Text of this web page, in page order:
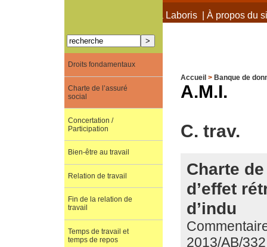
À propos de Terra Laboris| À propos du
Accueil > Banque de
A.M.I.
C. trav.
Charte
d’effet
d’indu
2013/AB/332
Droits fondamentaux
Charte de l’assuré
social
Concertation /
Participation
Bien-être au travail
Relation de travail
Fin de la relation de
travail
Temps de travail et
temps de repos